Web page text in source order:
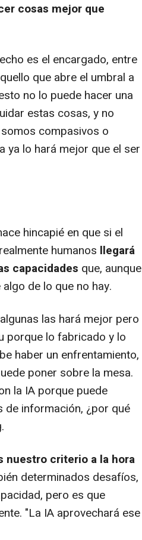
cosas mejor que
es el encargado, entre
que abre el umbral a
no lo puede hacer una
estas cosas, y no
compasivos o
ya lo hará mejor que el ser
hincapié en que si el
humanos llegará
capacidades que, aunque
de lo que no hay.
las hará mejor pero
porque lo fabricado y lo
haber un enfrentamiento,
poner sobre la mesa.
la IA porque puede
información, ¿por qué
nuestro criterio a la hora
determinados desafíos,
pero es que
"La IA aprovechará ese